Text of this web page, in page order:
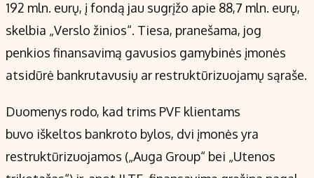
Kontaktai
Regionų naujienos
Indėlių palūkanos
192 mln. eurų, į fondą jau sugrįžo apie 88,7 mln. eurų,
skelbia „Verslo žinios“. Tiesa, pranešama, jog
penkios finansavimą gavusios gamybinės įmonės
atsidūrė bankrutavusių ar restruktūrizuojamų sąraše.
Duomenys rodo, kad trims PVF klientams
buvo iškeltos bankroto bylos, dvi įmonės yra
restruktūrizuojamos („Auga Group“ bei „Utenos